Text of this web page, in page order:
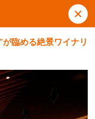
が臨める絶景ワイナリ